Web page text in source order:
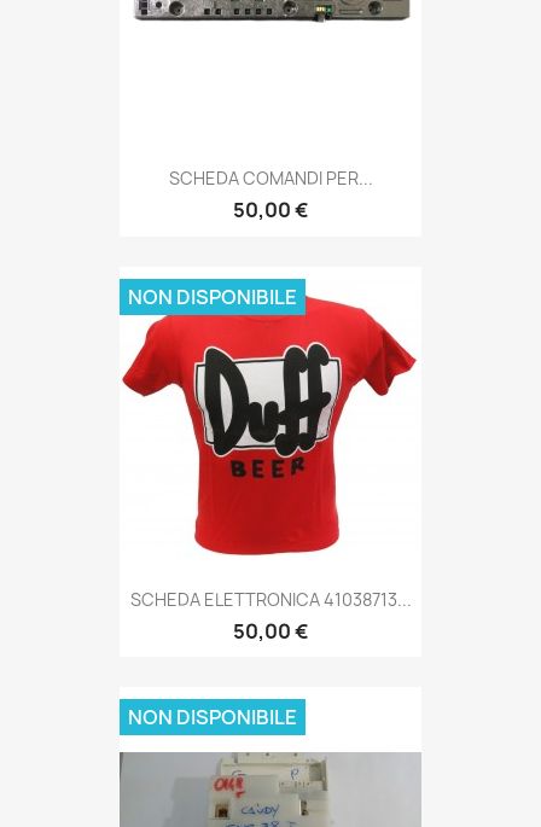
SCHEDA COMANDI PER...
50,00 €
SCHEDA ELETTRONICA 41038713...
50,00 €
NON DISPONIBILE
NON DISPONIBILE